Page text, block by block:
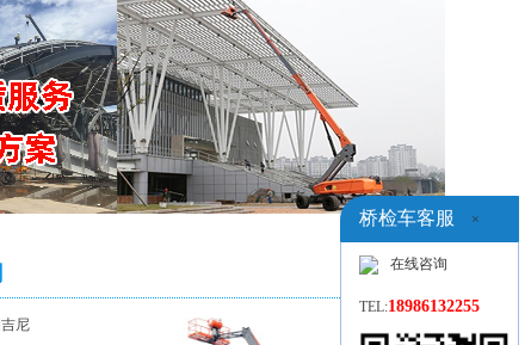
尼
桥检车客服 ×
在线咨询
TEL:18986132255